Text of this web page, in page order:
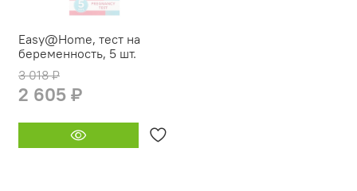
Easy@Home, тест на
беременность, 5 шт.
3 018 ₽
2 605 ₽